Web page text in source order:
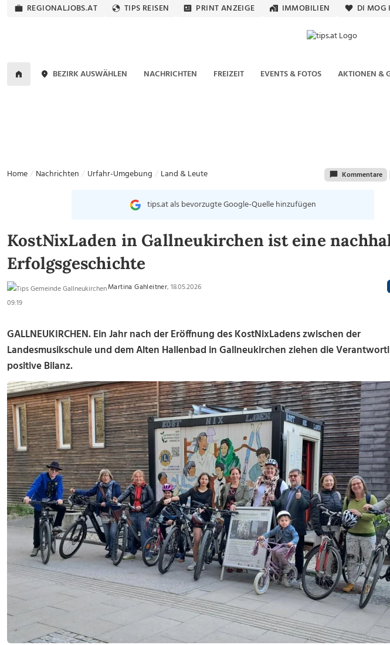
REGIONALJOBS.AT TIPS REISEN PRINT ANZEIGE IMMOBILIEN DI MOG I
BEZIRK AUSWÄHLEN NACHRICHTEN FREIZEIT EVENTS & FOTOS AKTIONEN &
Home Nachrichten Urfahr-Umgebung Land & Leute Kommentare
tips.at als bevorzugte Google-Quelle hinzufügen
KostNixLaden in Gallneukirchen ist eine
Erfolgsgeschichte
Martina Gahleitner, 18.05.2026
09:19
GALLNEUKIRCHEN. Ein Jahr nach der Eröffnung des KostNixLadens zwischen der
Landesmusikschule und dem Alten Hallenbad in Gallneukirchen ziehen die
positive Bilanz.